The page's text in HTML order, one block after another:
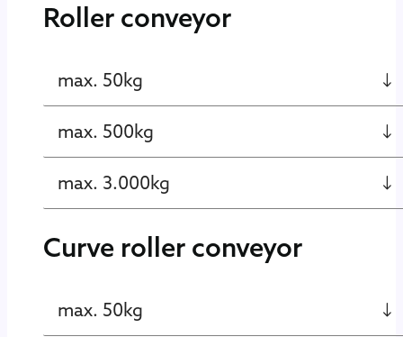
Roller conveyor
max. 50kg
max. 500kg
max. 3.000kg
Curve roller conveyor
max. 50kg